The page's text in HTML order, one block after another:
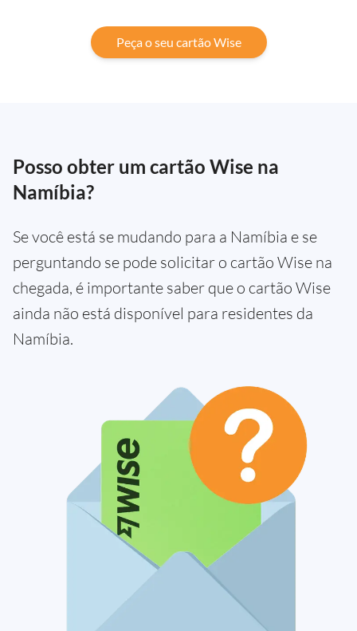
Peça o seu cartão Wise
Posso obter um cartão Wise na
Namíbia?
Se você está se mudando para a Namíbia e se
perguntando se pode solicitar o cartão Wise na
chegada, é importante saber que o cartão Wise
ainda não está disponível para residentes da
Namíbia.